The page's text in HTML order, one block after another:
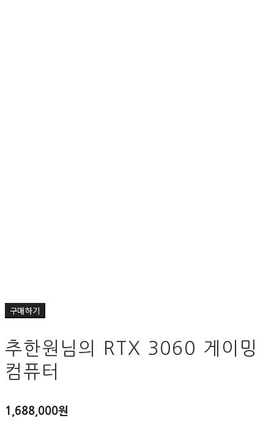
구매하기
추한원님의 RTX 3060 게이밍
컴퓨터
1,688,000원